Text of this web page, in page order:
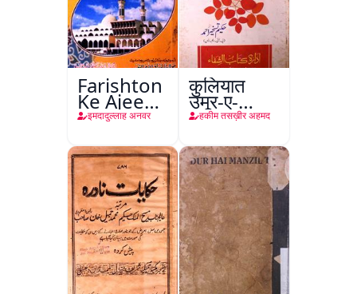
Farishton
Ke Ajeeb
Halat
इमदादुल्लाह अनवर
कुलियात
उमूर-ए-
तबीइया
हकीम तसख़ीर अहमद